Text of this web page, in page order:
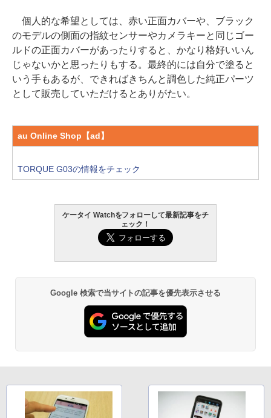
個人的な希望としては、赤い正面カバーや、ブラック
のモデルの側面の指紋センサーやカメラキーと同じゴー
ルドの正面カバーがあったりすると、かなり格好いいん
じゃないかと思ったりもする。最終的には自分で塗ると
いう手もあるが、できればきちんと調色した純正パーツ
として販売していただけるとありがたい。
au Online Shop【ad】
TORQUE G03の情報をチェック
ケータイ Watchをフォローして最新記事をチ
ェック！
Google 検索で当サイトの記事を優先表示させる